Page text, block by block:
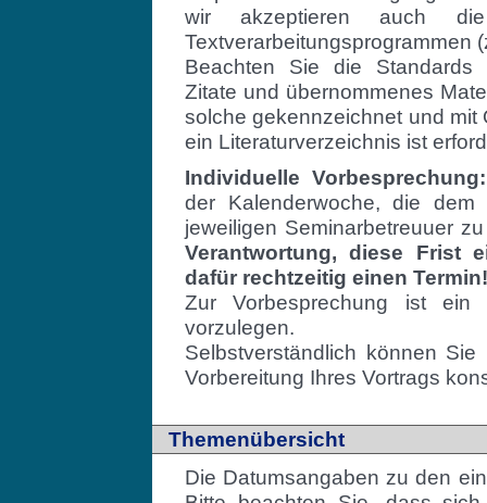
wir akzeptieren auch
Textverarbeitungsprogrammen
Beachten Sie die Standards
Zitate und übernommenes
solche gekennzeichnet und
ein Literaturverzeichnis ist
Individuelle Vorbesprechung:
der Kalenderwoche, die
jeweiligen Seminarbetreuuer
Verantwortung, diese Frist
dafür rechtzeitig einen Termin!
Zur Vorbesprechung ist ein
vorzulegen.
Selbstverständlich können
Vorbereitung Ihres Vortrags
Themenübersicht
Die Datumsangaben zu den